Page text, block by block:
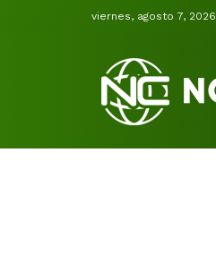
viernes, agosto 7, 2026